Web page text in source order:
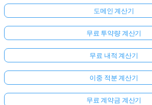
도메인 계산기
무료 투약량 계산기
무료 내적 계산기
이중 적분 계산기
무료 계약금 계산기